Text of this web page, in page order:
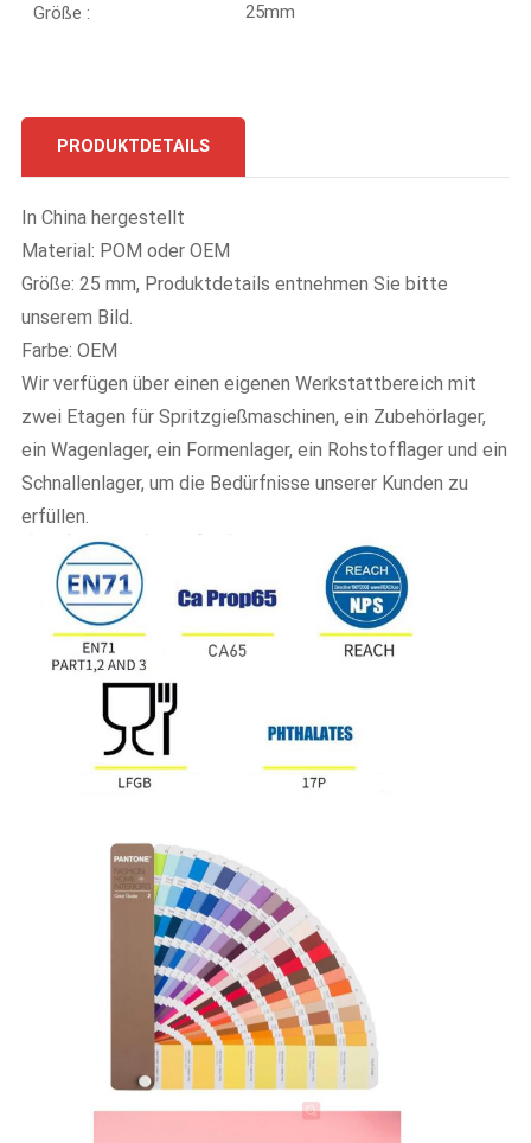
Größe : 25mm
PRODUKTDETAILS
In China hergestellt
Material: POM oder OEM
Größe: 25 mm, Produktdetails entnehmen Sie bitte
unserem Bild.
Farbe: OEM
Wir verfügen über einen eigenen Werkstattbereich mit
zwei Etagen für Spritzgießmaschinen, ein Zubehörlager,
ein Wagenlager, ein Formenlager, ein Rohstofflager und ein
Schnallenlager, um die Bedürfnisse unserer Kunden zu
erfüllen.